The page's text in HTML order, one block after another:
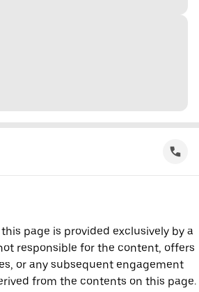
page is provided exclusively by a
responsible for the content, offers
or any subsequent engagement
from the contents on this page.